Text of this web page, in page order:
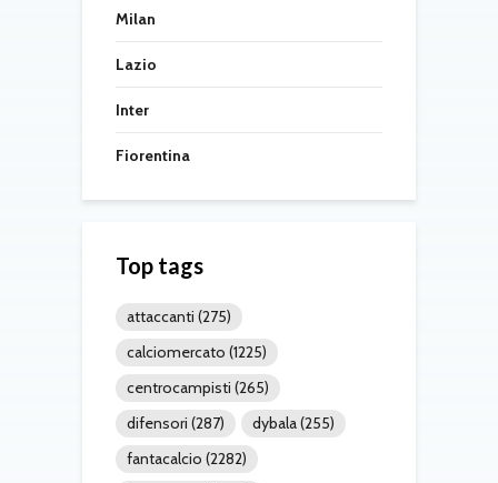
Milan
Lazio
Inter
Fiorentina
Top tags
attaccanti (275)
calciomercato (1225)
centrocampisti (265)
difensori (287) dybala(255)
fantacalcio (2282)